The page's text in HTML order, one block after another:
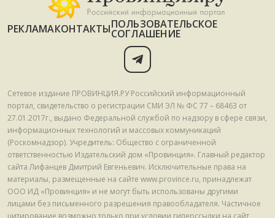
РЕКЛАМАКОНТАКТЫПОЛЬЗОВАТЕЛЬСКОЕ
СОГЛАШЕНИЕ
Сетевое издание ПРОВИНЦИЯ.РУ Российский информационный
портал, свидетельство о регистрации СМИ ЭЛ № ФС 77 – 68463 от
27.01.2017г., выдано Федеральной службой по надзору в сфере связи,
информационных технологий и массовых коммуникаций
(Роскомнадзор). Учредитель: Общество с ограниченной
ответственностью Издательский дом «Провинция». Главный редактор
сайта Лифанцев Дмитрий Евгеньевич. Исключительные права на
материалы, размещенные на сайте www.province.ru, принадлежат
ООО ИД «Провинция» и не могут быть использованы другими
лицами без письменного разрешения правообладателя. Частичное